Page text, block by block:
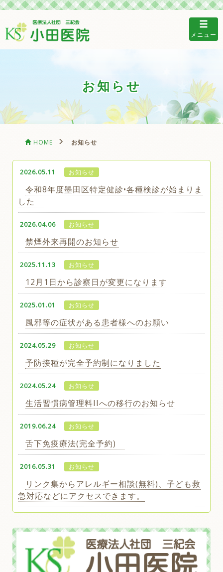
メニュー
お知らせ
HOME お知らせ
2026.05.11 お知らせ
令和8年度墨田区特定健診•各種検診が始まりま
した
2026.04.06 お知らせ
禁煙外来再開のお知らせ
2025.11.13 お知らせ
12月1日から診察日が変更になります
2025.01.01 お知らせ
風邪等の症状がある患者様へのお願い
2024.05.29 お知らせ
予防接種が完全予約制になりました
2024.05.24 お知らせ
生活習慣病管理料IIへの移行のお知らせ
2019.06.24 お知らせ
舌下免疫療法(完全予約)
2016.05.31 お知らせ
リンク集からアレルギー相談(無料)、子ども救
急対応などにアクセスできます。